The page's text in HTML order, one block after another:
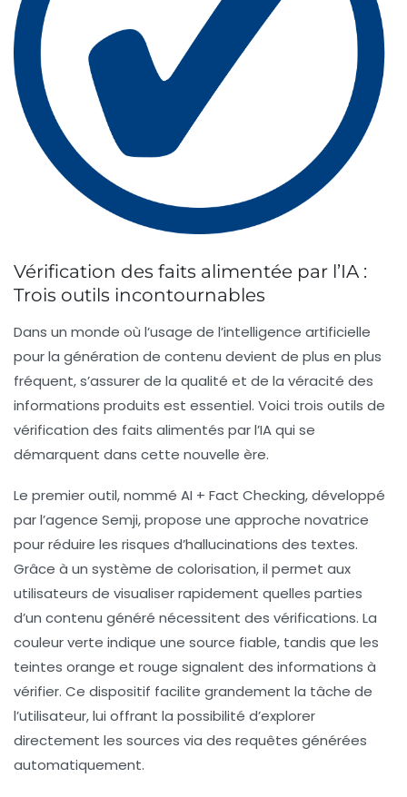
Vérification des faits alimentée par l’IA :
Trois outils incontournables
Dans un monde où l’usage de l’intelligence artificielle
pour la génération de contenu devient de plus en plus
fréquent, s’assurer de la qualité et de la véracité des
informations produits est essentiel. Voici trois outils de
vérification des faits alimentés par l’IA qui se
démarquent dans cette nouvelle ère.
Le premier outil, nommé AI + Fact Checking, développé
par l’agence Semji, propose une approche novatrice
pour réduire les risques d’hallucinations des textes.
Grâce à un système de colorisation, il permet aux
utilisateurs de visualiser rapidement quelles parties
d’un contenu généré nécessitent des vérifications. La
couleur verte indique une source fiable, tandis que les
teintes orange et rouge signalent des informations à
vérifier. Ce dispositif facilite grandement la tâche de
l’utilisateur, lui offrant la possibilité d’explorer
directement les sources via des requêtes générées
automatiquement.